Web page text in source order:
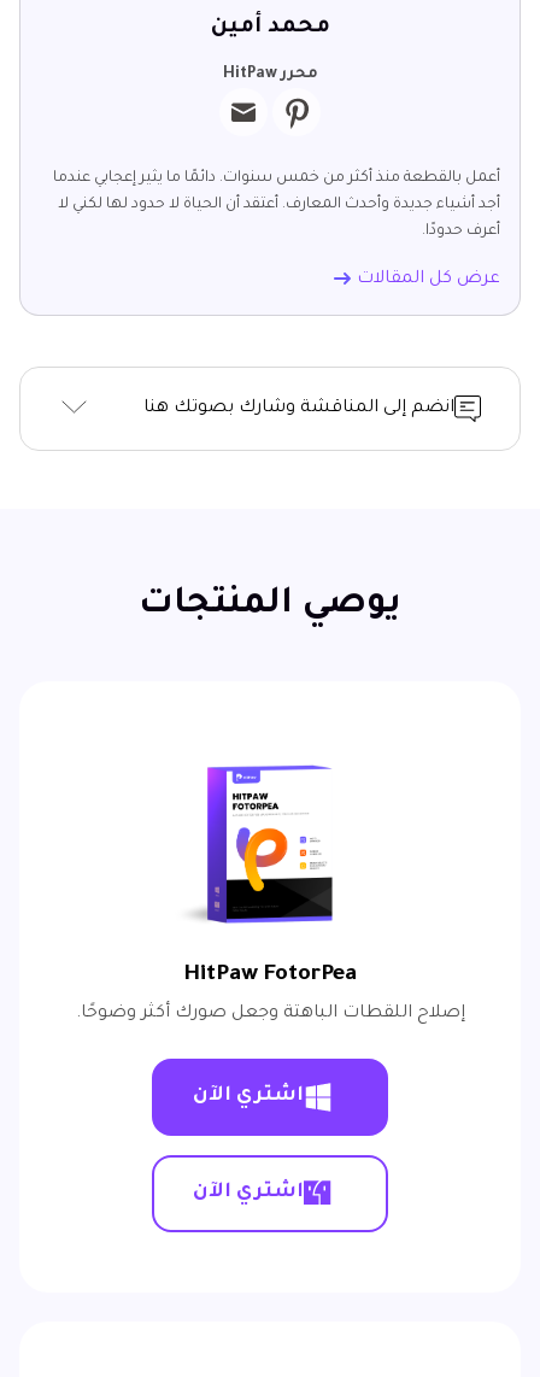
محمد أمين
محرر HitPaw
أعمل بالقطعة منذ أكثر من خمس سنوات. دائمًا ما يثير إعجابي عندما
أجد أشياء جديدة وأحدث المعارف. أعتقد أن الحياة لا حدود لها لكني لا
أعرف حدودًا.
عرض كل المقالات
انضم إلى المناقشة وشارك بصوتك هنا
يوصي المنتجات
HitPaw FotorPea
إصلاح اللقطات الباهتة وجعل صورك أكثر وضوحًا.
اشتري الآن
اشتري الآن